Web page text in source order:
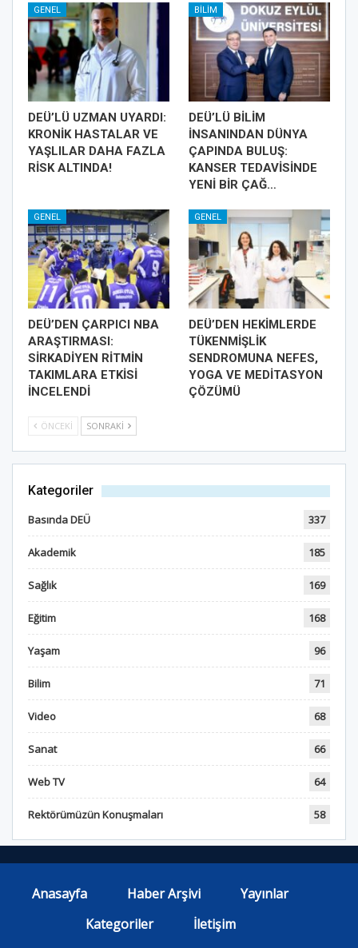
GENEL
DEÜ’LÜ UZMAN UYARDI:
KRONİK HASTALAR VE
YAŞLILAR DAHA FAZLA
RİSK ALTINDA!
BILIM
DEÜ’LÜ BİLİM
İNSANINDAN DÜNYA
ÇAPINDA BULUŞ:
KANSER TEDAVİSİNDE
YENİ BİR ÇAĞ…
GENEL
DEÜ’DEN ÇARPICI NBA
ARAŞTIRMASI:
SİRKADİYEN RİTMİN
TAKIMLARA ETKİSİ
İNCELENDİ
GENEL
DEÜ’DEN HEKİMLERDE
TÜKENMİŞLİK
SENDROMUNA NEFES,
YOGA VE MEDİTASYON
ÇÖZÜMÜ
ÖNCEKI SONRAKI
Kategoriler
Basında DEÜ 337
Akademik 185
Sağlık 169
Eğitim 168
Yaşam 96
Bilim 71
Video 68
Sanat 66
Web TV 64
Rektörümüzün Konuşmaları 58
Anasayfa Haber Arşivi
Yayınlar
Kategoriler
İletişim